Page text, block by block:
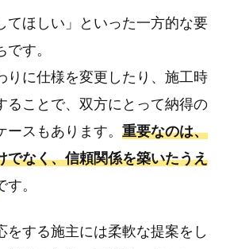
てほしい」といった一方的な要
す。
りに仕様を変更したり、施工時
ることで、双方にとって納得の
スもあります。 重要なのは、
でなく、信頼関係を築いたうえ
す。
をする施主には柔軟な提案をし